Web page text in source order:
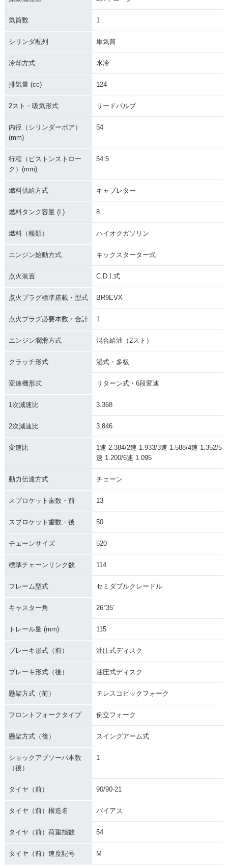
気筒数 1
シリンダ配列 単気筒
冷却方式 水冷
排気量 (cc) 124
2スト・吸気形式 リードバルブ
内径（シリンダーボア）
(mm)
54
行程（ピストンストロー
ク）(mm)
54.5
燃料供給方式 キャブレター
燃料タンク容量 (L) 8
燃料（種類） ハイオクガソリン
エンジン始動方式 キックスターター式
点火装置 C.D.I.式
点火プラグ標準搭載・型式 BR9EVX
点火プラグ必要本数・合計 1
エンジン潤滑方式 混合給油（2スト）
クラッチ形式 湿式・多板
変速機形式 リターン式・6段変速
1次減速比 3.368
2次減速比 3.846
変速比
1速 2.384/2速 1.933/3速 1.588/4速 1.352/5
速 1.200/6速 1.095
動力伝達方式 チェーン
スプロケット歯数・前 13
スプロケット歯数・後 50
チェーンサイズ 520
標準チェーンリンク数 114
フレーム型式 セミダブルクレードル
キャスター角 26°35′
トレール量 (mm) 115
ブレーキ形式（前） 油圧式ディスク
ブレーキ形式（後） 油圧式ディスク
懸架方式（前） テレスコピックフォーク
フロントフォークタイプ 倒立フォーク
懸架方式（後） スイングアーム式
ショックアブソーバ本数
（後）
1
タイヤ（前） 90/90-21
タイヤ（前）構造名 バイアス
タイヤ（前）荷重指数 54
タイヤ（前）速度記号 M